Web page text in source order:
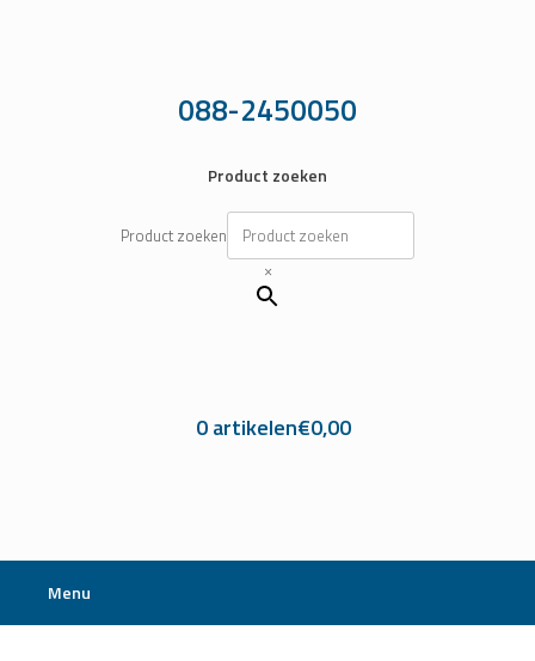
088-2450050
Product zoeken
Product zoeken
×
0 artikelen€0,00
Menu